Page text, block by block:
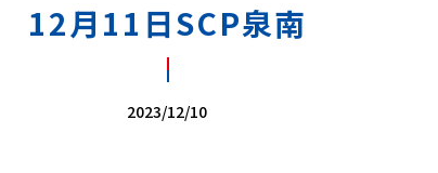
12月11日SCP泉南
2023/12/10